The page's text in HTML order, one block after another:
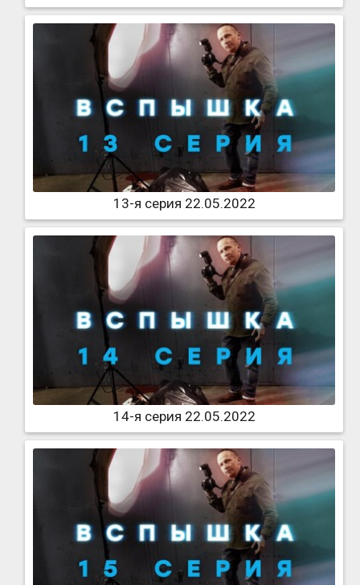
13-я серия 22.05.2022
14-я серия 22.05.2022